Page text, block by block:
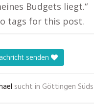
Budgets liegt.“
tags for this post.
senden
sucht in Göttingen